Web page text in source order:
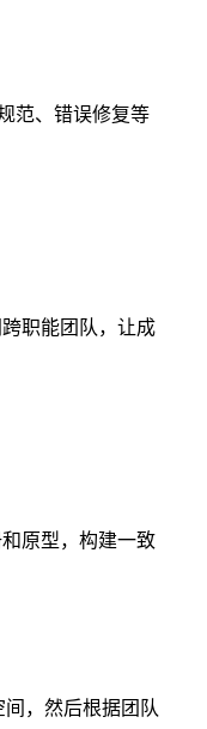
范、错误修复等
职能团队，让成
原型，构建一致
，然后根据团队